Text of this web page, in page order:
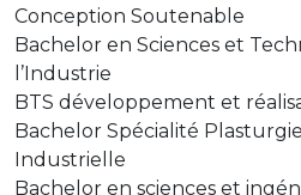
Conception Soutenable
Bachelor en Sciences et
l’Industrie
BTS développement et
Bachelor Spécialité
Industrielle
Bachelor en sciences et